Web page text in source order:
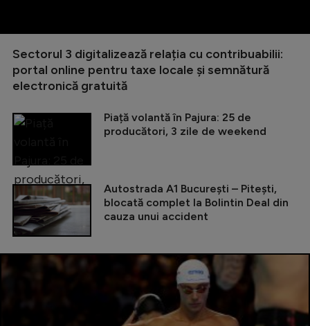
Sectorul 3 digitalizează relația cu contribuabilii:
portal online pentru taxe locale și semnătură
electronică gratuită
Piață volantă în Pajura: 25 de
producători, 3 zile de weekend
Autostrada A1 București – Pitești,
blocată complet la Bolintin Deal din
cauza unui accident